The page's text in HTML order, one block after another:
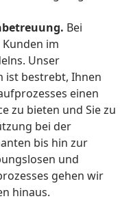
Bei
im
Unser
ist bestrebt, Ihnen
einen
zu bieten und Sie zu
bei der
bis hin zur
und
gehen wir
hinaus.